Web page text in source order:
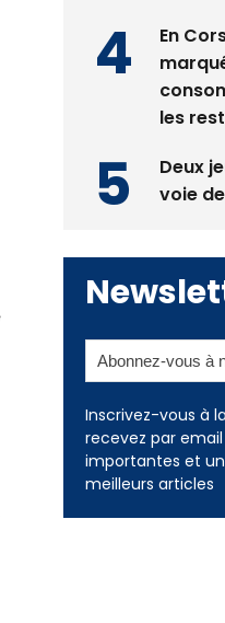
En
les
Deux
voie
Inscrivez-vous à
recevez par
importantes et
meilleurs articles